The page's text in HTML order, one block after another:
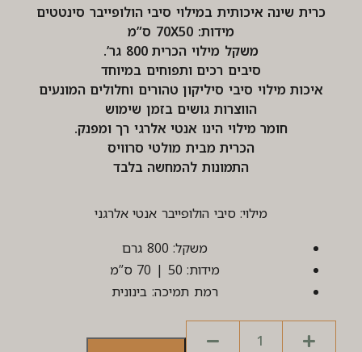
כרית שינה איכותית במילוי סיבי הולופייבר סינטטים
מידות: 70X50 ס”מ
משקל מילוי הכרית 800 גר’.
סיבים רכים ותפוחים במיוחד
איכות מילוי סיבי סיליקון טהורים וחלולים המונעים
הווצרות גושים בזמן שימוש
חומר מילוי הינו אנטי אלרגי רך ומפנק.
הכרית מבית מולטי סרוויס
התמונות להמחשה בלבד
מילוי: סיבי הולופייבר אנטי אלרגני
משקל: 800 גרם
מידות: 50 | 70 ס”מ
רמת תמיכה: בינונית